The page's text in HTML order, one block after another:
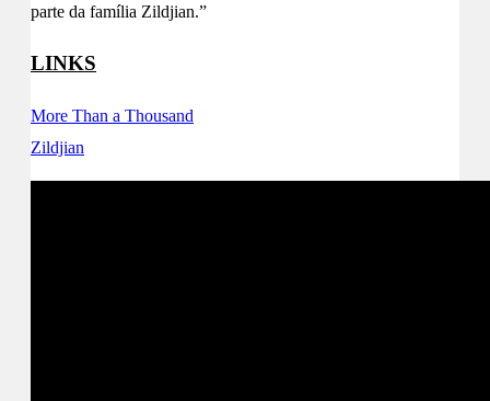
parte da família Zildjian.”
LINKS
More Than a Thousand
Zildjian